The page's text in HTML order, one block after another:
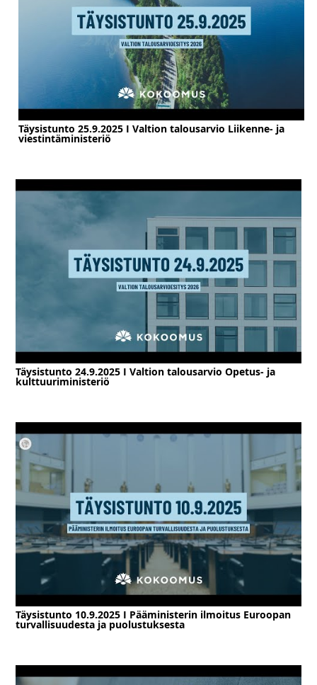
Täysistunto 25.9.2025 I Valtion talousarvio Liikenne- ja
viestintäministeriö
Täysistunto 24.9.2025 I Valtion talousarvio Opetus- ja
kulttuuriministeriö
Täysistunto 10.9.2025 I Pääministerin ilmoitus Euroopan
turvallisuudesta ja puolustuksesta